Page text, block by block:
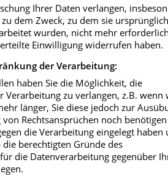
Ihrer Daten verlangen,
dem Zweck, zu dem sie
wurden, nicht mehr
Einwilligung widerrufen haben.
der Verarbeitung:
haben Sie die Möglichkeit, die
Verarbeitung zu verlangen, z.B. wenn
länger, Sie diese jedoch zur
Rechtsansprüchen noch
die Verarbeitung eingelegt haben
berechtigten Gründe des
die Datenverarbeitung gegenüber